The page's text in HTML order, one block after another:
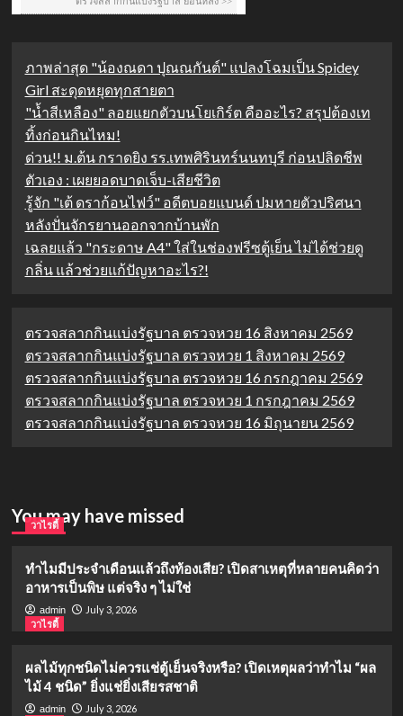
ภาพล่าสุด "น้องณดา ปุณณกันต์" แปลงโฉมเป็น Spidey
Girl สะดุดหยุดทุกสายตา
"น้ำสีเหลือง" ลอยแยกตัวบนโยเกิร์ต คืออะไร? สรุปต้องเท
ทิ้งก่อนกินไหม!
ด่วน!! ม.ต้น กราดยิง รร.เทพศิรินทร์นนทบุรี ก่อนปลิดชีพ
ตัวเอง : เผยยอดบาดเจ็บ-เสียชีวิต
รู้จัก "เต้ ดราก้อนไฟว์" อดีตบอยแบนด์ ปมหายตัวปริศนา
หลังปั่นจักรยานออกจากบ้านพัก
เฉลยแล้ว "กระดาษ A4" ใส่ในช่องฟรีซตู้เย็น ไม่ได้ช่วยดู
กลิ่น แล้วช่วยแก้ปัญหาอะไร?!
ตรวจสลากกินแบ่งรัฐบาล ตรวจหวย 16 สิงหาคม 2569
ตรวจสลากกินแบ่งรัฐบาล ตรวจหวย 1 สิงหาคม 2569
ตรวจสลากกินแบ่งรัฐบาล ตรวจหวย 16 กรกฎาคม 2569
ตรวจสลากกินแบ่งรัฐบาล ตรวจหวย 1 กรกฎาคม 2569
ตรวจสลากกินแบ่งรัฐบาล ตรวจหวย 16 มิถุนายน 2569
You may have missed
วาไรตี้
ทำไมมีประจำเดือนแล้วถึงท้องเสีย? เปิดสาเหตุที่หลายคนคิดว่า
อาหารเป็นพิษ แต่จริง ๆ ไม่ใช่
admin
July 3, 2026
วาไรตี้
ผลไม้ทุกชนิดไม่ควรแช่ตู้เย็นจริงหรือ? เปิดเหตุผลว่าทำไม “ผล
ไม้ 4 ชนิด” ยิ่งแช่ยิ่งเสียรสชาติ
admin
July 3, 2026